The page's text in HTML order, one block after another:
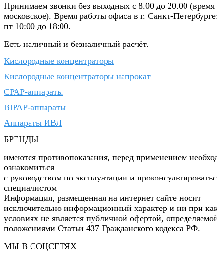
Принимаем звонки без выходных с 8.00 до 20.00 (время
московское). Время работы офиса в г. Санкт-
пт 10:00 до 18:00.
Есть наличный и безналичный расчёт.
Кислородные концентраторы
Кислородные концентраторы напрокат
CPAP-аппараты
BIPAP-аппараты
Аппараты ИВЛ
БРЕНДЫ
имеются противопоказания, перед применением
ознакомиться
с руководством по эксплуатации и
специалистом
Информация, размещенная на интернет сайте носит
исключительно информационный характер и ни при
условиях не является публичной офертой,
положениями Статьи 437 Гражданского кодекса РФ.
МЫ В СОЦСЕТЯХ